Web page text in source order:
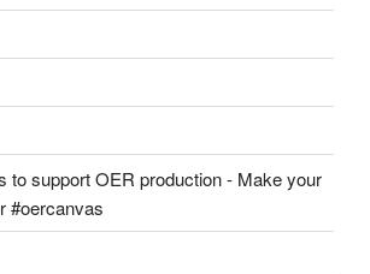
to support OER production - Make your
#oercanvas